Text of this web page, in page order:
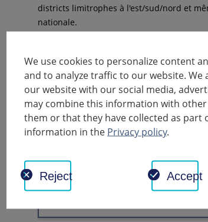
districts limitrophes à l'est/sud/nord et
nationale.
Parties de l'entreprise
Prestations de compensation & contrôle
Développement structurel, gestion
Production agricole (TC 273)
We use cookies to personalize content
and to analyze traffic to our website.
our website with our social media,
may combine this information with
them or that they have collected as part
information in the Privacy policy.
Reject Accept